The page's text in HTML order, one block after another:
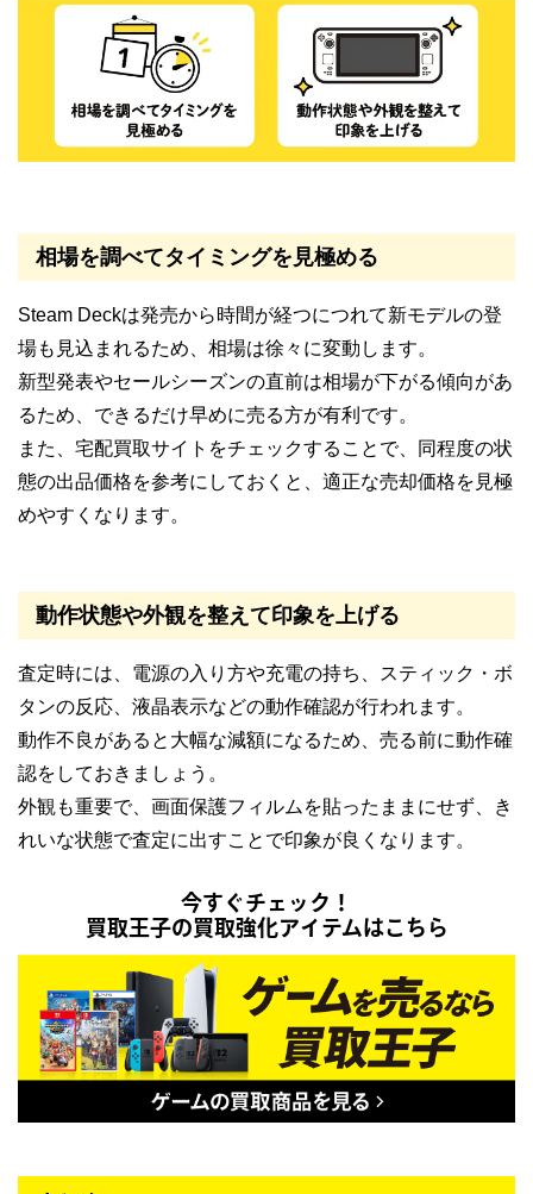
相場を調べてタイミングを見極める
Steam Deckは発売から時間が経つにつれて新モデルの登
場も見込まれるため、相場は徐々に変動します。
新型発表やセールシーズンの直前は相場が下がる傾向があ
るため、できるだけ早めに売る方が有利です。
また、宅配買取サイトをチェックすることで、同程度の状
態の出品価格を参考にしておくと、適正な売却価格を見極
めやすくなります。
動作状態や外観を整えて印象を上げる
査定時には、電源の入り方や充電の持ち、スティック・ボ
タンの反応、液晶表示などの動作確認が行われます。
動作不良があると大幅な減額になるため、売る前に動作確
認をしておきましょう。
外観も重要で、画面保護フィルムを貼ったままにせず、き
れいな状態で査定に出すことで印象が良くなります。
今すぐチェック！
買取王子の買取強化アイテムはこちら